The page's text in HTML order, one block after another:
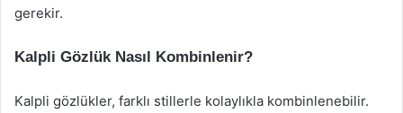
gerekir.
Kalpli Gözlük Nasıl Kombinlenir?
Kalpli gözlükler, farklı stillerle kolaylıkla kombinlenebilir.